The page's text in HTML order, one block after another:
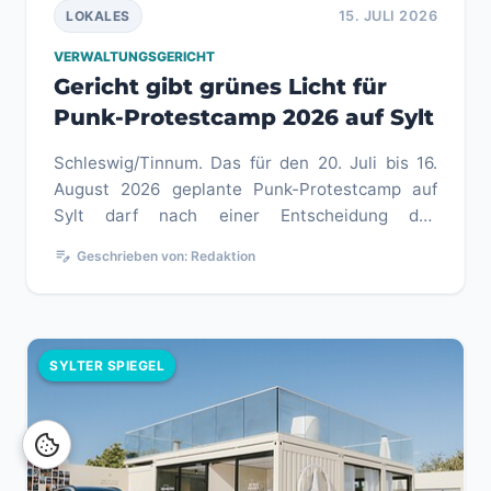
15. JULI 2026
LOKALES
VERWALTUNGSGERICHT
Gericht gibt grünes Licht für
Punk-Protestcamp 2026 auf Sylt
Schleswig/Tinnum. Das für den 20. Juli bis 16.
August 2026 geplante Punk-Protestcamp auf
Sylt darf nach einer Entscheidung des
edit_note Geschrieben von: Redaktion
SYLTER SPIEGEL